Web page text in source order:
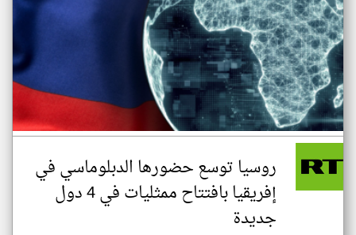
روسيا توسع حضورها الدبلوماسي في
إفريقيا بافتتاح ممثليات في 4 دول
جديدة